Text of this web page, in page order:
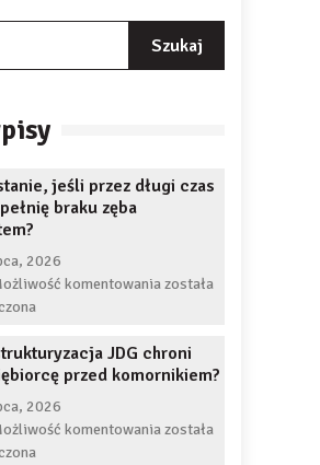
jeśli przez długi czas
braku zęba
2026
komentowaniaCo
jeśli
przez
czas
została
JDG chroni
przed komornikiem?
2026
komentowaniaCzy
została